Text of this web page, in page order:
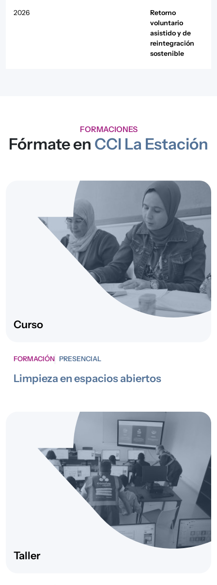
2026
Retorno
voluntario
asistido y de
reintegración
sostenible
voluntario
Acogida y
Protección
Internacional
Atención
integral a
personas
inmigrantes
FORMACIONES
Fórmate en CCI La Estación
Curso
FORMACIÓN PRESENCIAL
Limpieza en espacios abiertos
Taller